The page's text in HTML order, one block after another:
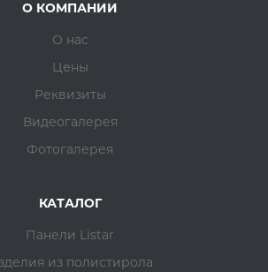
О КОМПАНИИ
О нас
Цены
Реквизиты
Видеогалерея
Фотогалерея
КАТАЛОГ
Панели Listar
из полистирола